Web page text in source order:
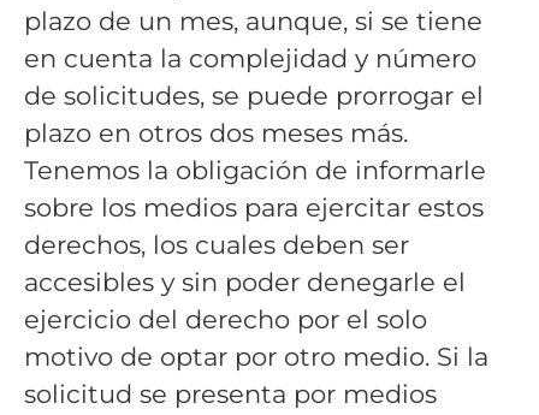
plazo de un mes, aunque, si se tiene
en cuenta la complejidad y número
de solicitudes, se puede prorrogar el
plazo en otros dos meses más.
Tenemos la obligación de informarle
sobre los medios para ejercitar estos
derechos, los cuales deben ser
accesibles y sin poder denegarle el
ejercicio del derecho por el solo
motivo de optar por otro medio. Si la
solicitud se presenta por medios